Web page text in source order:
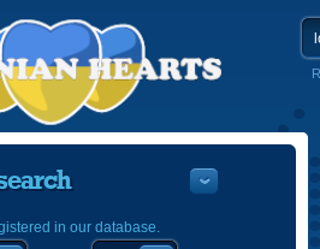
in our database.